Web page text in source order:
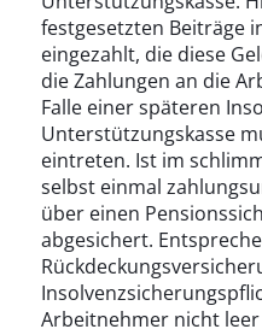
festgesetzten Beiträge
eingezahlt, die diese
die Zahlungen an die
Falle einer späteren
Unterstützungskasse
eintreten. Ist im
selbst einmal
über einen
abgesichert.
Arbeitnehmer nicht